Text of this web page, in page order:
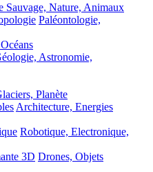
Sauvage, Nature, Animaux
Paléontologie,
Astronomie,
Planète
Architecture, Energies
Robotique, Electronique,
3D Drones, Objets